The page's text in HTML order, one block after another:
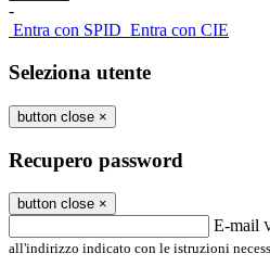
-
Entra con SPID Entra con CIE
Seleziona utente
button close ×
Recupero password
button close ×
E-mail
all'indirizzo indicato con le istruzioni